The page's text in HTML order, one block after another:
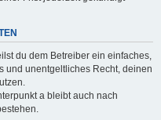
du dem Betreiber ein einfaches,
und unentgeltliches Recht, deinen
a bleibt auch nach